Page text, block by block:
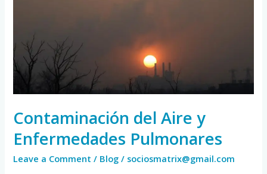
Contaminación del Aire y
Enfermedades Pulmonares
Leave a Comment / Blog / sociosmatrix@gmail.com
Pulmonares